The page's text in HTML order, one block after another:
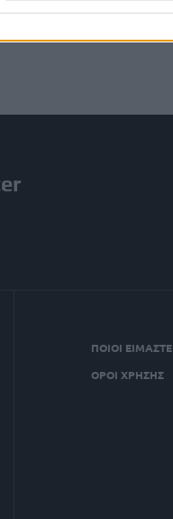
ΠΟΙΟΙ ΕΙΜΑΣΤΕ
ΟΡΟΙ ΧΡΗΣΗΣ